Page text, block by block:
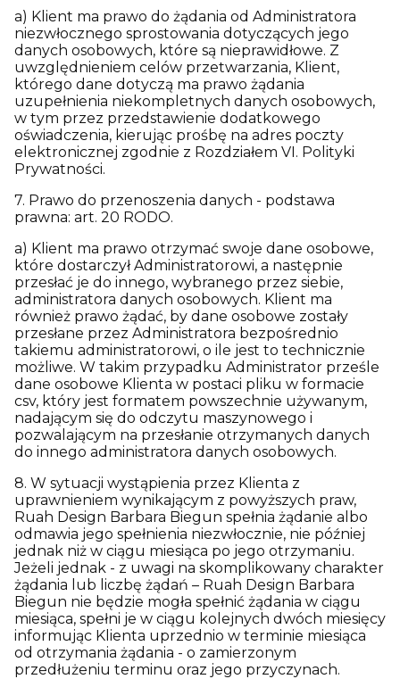
a) Klient ma prawo do żądania od Administratora
niezwłocznego sprostowania dotyczących jego
danych osobowych, które są nieprawidłowe. Z
uwzględnieniem celów przetwarzania, Klient,
którego dane dotyczą ma prawo żądania
uzupełnienia niekompletnych danych osobowych,
w tym przez przedstawienie dodatkowego
oświadczenia, kierując prośbę na adres poczty
elektronicznej zgodnie z Rozdziałem VI. Polityki
Prywatności.
7. Prawo do przenoszenia danych - podstawa
prawna: art. 20 RODO.
a) Klient ma prawo otrzymać swoje dane osobowe,
które dostarczył Administratorowi, a następnie
przesłać je do innego, wybranego przez siebie,
administratora danych osobowych. Klient ma
również prawo żądać, by dane osobowe zostały
przesłane przez Administratora bezpośrednio
takiemu administratorowi, o ile jest to technicznie
możliwe. W takim przypadku Administrator prześle
dane osobowe Klienta w postaci pliku w formacie
csv, który jest formatem powszechnie używanym,
nadającym się do odczytu maszynowego i
pozwalającym na przesłanie otrzymanych danych
do innego administratora danych osobowych.
8. W sytuacji wystąpienia przez Klienta z
uprawnieniem wynikającym z powyższych praw,
Ruah Design Barbara Biegun spełnia żądanie albo
odmawia jego spełnienia niezwłocznie, nie później
jednak niż w ciągu miesiąca po jego otrzymaniu.
Jeżeli jednak - z uwagi na skomplikowany charakter
żądania lub liczbę żądań – Ruah Design Barbara
Biegun nie będzie mogła spełnić żądania w ciągu
miesiąca, spełni je w ciągu kolejnych dwóch miesięcy
informując Klienta uprzednio w terminie miesiąca
od otrzymania żądania - o zamierzonym
przedłużeniu terminu oraz jego przyczynach.